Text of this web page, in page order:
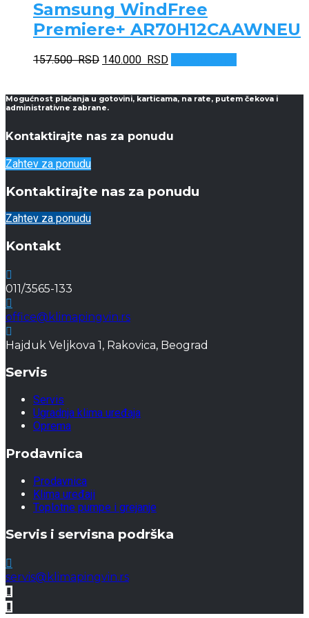
Samsung WindFree
Premiere+ AR70H12CAAWNEU
157.500RSD Originalna
bila:
157.500 RSD.
140.000 RSDTrenutna
140.000 RSD.
Mogućnost plaćanja u gotovini, karticama, na rate, putem čekova i
administrativne zabrane.
Kontaktirajte nas za ponudu
Zahtev za ponudu
Kontaktirajte nas za ponudu
Zahtev za ponudu
Kontakt
011/3565-133
office@klimapingvin.rs
Hajduk Veljkova 1, Rakovica, Beograd
Servis
Servis
Ugradnja klima uređaja
Oprema
Prodavnica
Prodavnica
Klima uređaji
Toplotne pumpe i grejanje
Servis i servisna podrška
servis@klimapingvin.rs